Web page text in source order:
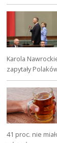
Karola
zapytały
41 proc. nie